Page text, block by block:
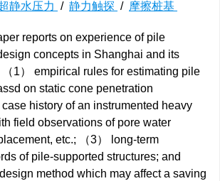
静水压力 / 静力触探 / 摩擦桩基
reports on experience of pile
concepts in Shanghai and its
1） empirical rules for estimating pile
on static cone penetration
history of an instrumented heavy
field observations of pore water
etc.; （3） long-term
of pile-supported structures; and
method which may affect a saving